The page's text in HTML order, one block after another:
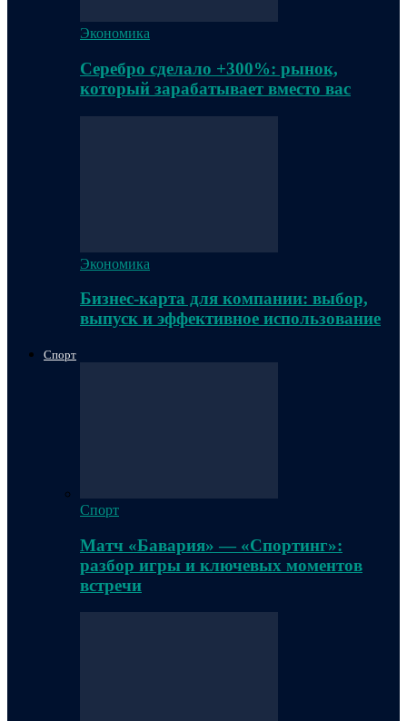
Экономика
Серебро сделало +300%: рынок,
который зарабатывает вместо вас
Экономика
Бизнес-карта для компании: выбор,
выпуск и эффективное использование
Спорт
Спорт
Матч «Бавария» — «Спортинг»:
разбор игры и ключевых моментов
встречи